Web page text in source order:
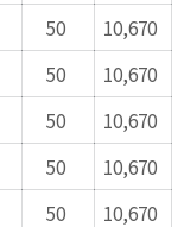
50
10,670
50
10,670
50
10,670
50
10,670
50
10,670